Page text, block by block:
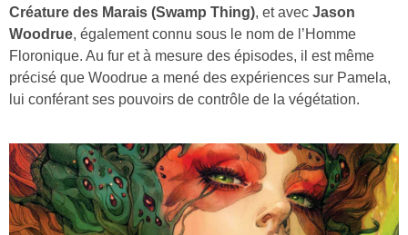
Créature des Marais (Swamp Thing), et avec Jason
Woodrue, également connu sous le nom de l’Homme
Floronique. Au fur et à mesure des épisodes, il est même
précisé que Woodrue a mené des expériences sur Pamela,
lui conférant ses pouvoirs de contrôle de la végétation.